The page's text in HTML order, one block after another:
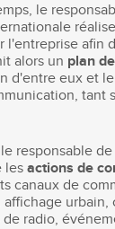
le
l'entreprise afin
alors un plan
d'entre eux et
tant
responsable
lesactions de
canaux de
urbain,
radio,